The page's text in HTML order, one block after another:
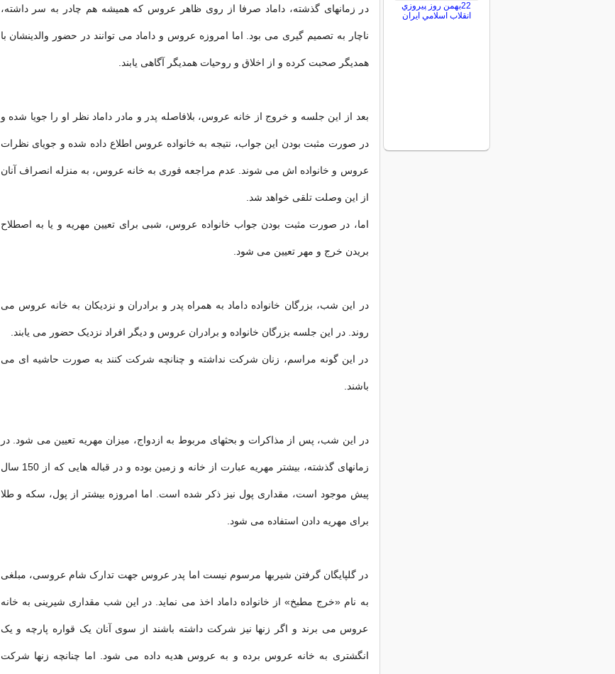
در زمانهای گذشته، داماد صرفا از روی ظاهر عروس که همیشه هم چادر به سر داشته،
ناچار به تصمیم گیری می بود. اما امروزه عروس و داماد می توانند در حضور والدینشان با
همدیگر صحبت کرده و از اخلاق و روحیات همدیگر آگاهی یابند.
بعد از این جلسه و خروج از خانه عروس، بلافاصله پدر و مادر داماد نظر او را جویا شده و
در صورت مثبت بودن این جواب، نتیجه به خانواده عروس اطلاع داده شده و جویای نظرات
عروس و خانواده اش می شوند. عدم مراجعه فوری به خانه عروس، به منزله انصراف آنان
از این وصلت تلقی خواهد شد.
اما، در صورت مثبت بودن جواب خانواده عروس، شبی برای تعیین مهریه و یا به اصطلاح
بریدن خرج و مهر تعیین می شود.
در این شب، بزرگان خانواده داماد به همراه پدر و برادران و نزدیکان به خانه عروس می
روند. در این جلسه بزرگان خانواده و برادران عروس و دیگر افراد نزدیک حضور می یابند.
در این گونه مراسم، زنان شرکت نداشته و چنانچه شرکت کنند به صورت حاشیه ای می
باشند.
در این شب، پس از مذاکرات و بحثهای مربوط به ازدواج، میزان مهریه تعیین می شود. در
زمانهای گذشته، بیشتر مهریه عبارت از خانه و زمین بوده و در قباله هایی که از 150 سال
پیش موجود است، مقداری پول نیز ذکر شده است. اما امروزه بیشتر از پول، سکه و طلا
برای مهریه دادن استفاده می شود.
در گلپایگان گرفتن شیربها مرسوم نیست اما پدر عروس جهت تدارک شام عروسی، مبلغی
به نام «خرج مطبخ» از خانواده داماد اخذ می نماید. در این شب مقداری شیرینی به خانه
عروس می برند و اگر زنها نیز شرکت داشته باشند از سوی آنان یک قواره پارچه و یک
انگشتری به خانه عروس برده و به عروس هدیه داده می شود. اما چنانچه زنها شرکت
22بهمن روز پيروزي
انقلاب اسلامي ايران